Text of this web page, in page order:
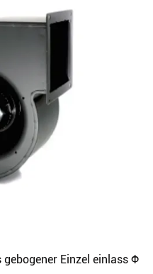
Einzel einlass Φ